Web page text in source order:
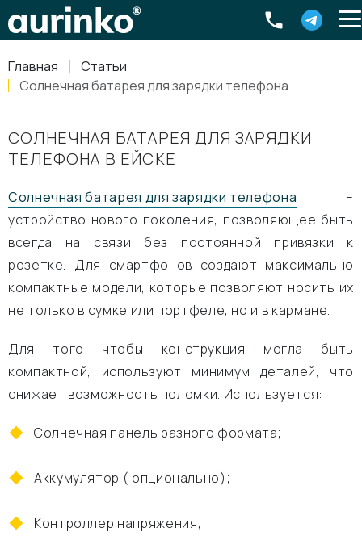
Главная
Статьи
Cолнечная батарея для зарядки телефона
CОЛНЕЧНАЯ БАТАРЕЯ ДЛЯ ЗАРЯДКИ
ТЕЛЕФОНА В ЕЙСКЕ
Солнечная батарея для зарядки телефона
–
устройство нового поколения, позволяющее быть
всегда на связи без постоянной привязки к
розетке. Для смартфонов создают максимально
компактные модели, которые позволяют носить их
не только в сумке или портфеле, но и в кармане.
Для того чтобы конструкция могла быть
компактной, используют минимум деталей, что
снижает возможность поломки. Используется:
Солнечная панель разного формата;
Аккумулятор ( опционально);
Контроллер напряжения;
Россия, Свердловская область Екатеринбург ,
8-800-770-79-40